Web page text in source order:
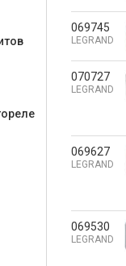
069745
LEGRAND
070727
LEGRAND
069627
LEGRAND
069530
LEGRAND